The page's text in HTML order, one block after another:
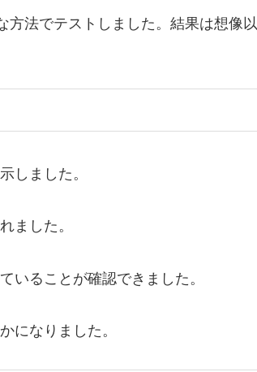
方法でテストしました。結果は想像以
しました。
ました。
いることが確認できました。
になりました。